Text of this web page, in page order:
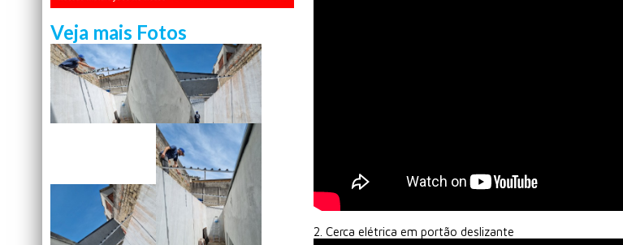
Veja mais Fotos
2. Cerca elétrica em portão deslizante